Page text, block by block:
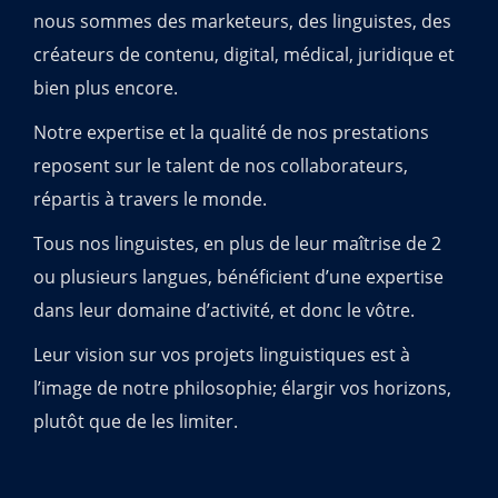
nous sommes des marketeurs, des linguistes, des
créateurs de contenu, digital, médical, juridique et
bien plus encore.
Notre expertise et la qualité de nos prestations
reposent sur le talent de nos collaborateurs,
répartis à travers le monde.
Tous nos linguistes, en plus de leur maîtrise de 2
ou plusieurs langues, bénéficient d’une expertise
dans leur domaine d’activité, et donc le vôtre.
Leur vision sur vos projets linguistiques est à
l’image de notre philosophie; élargir vos horizons,
plutôt que de les limiter.